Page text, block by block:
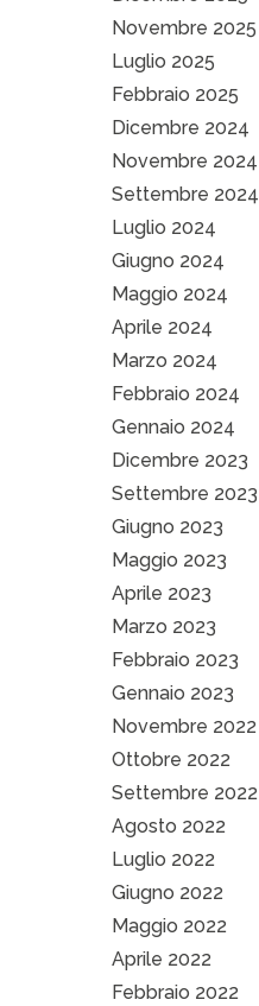
Novembre 2025
Luglio 2025
Febbraio 2025
Dicembre 2024
Novembre 2024
Settembre 2024
Luglio 2024
Giugno 2024
Maggio 2024
Aprile 2024
Marzo 2024
Febbraio 2024
Gennaio 2024
Dicembre 2023
Settembre 2023
Giugno 2023
Maggio 2023
Aprile 2023
Marzo 2023
Febbraio 2023
Gennaio 2023
Novembre 2022
Ottobre 2022
Settembre 2022
Agosto 2022
Luglio 2022
Giugno 2022
Maggio 2022
Aprile 2022
Febbraio 2022